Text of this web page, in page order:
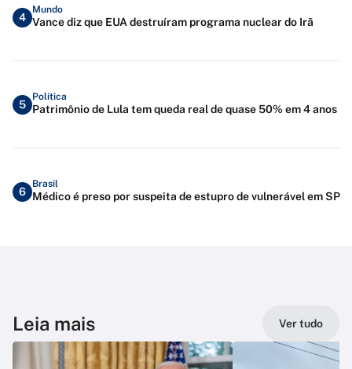
4
Mundo
Vance diz que EUA destruíram programa nuclear do Irã
5
Política
Patrimônio de Lula tem queda real de quase 50% em 4 anos
6
Brasil
Médico é preso por suspeita de estupro de vulnerável em SP
Leia mais Ver tudo